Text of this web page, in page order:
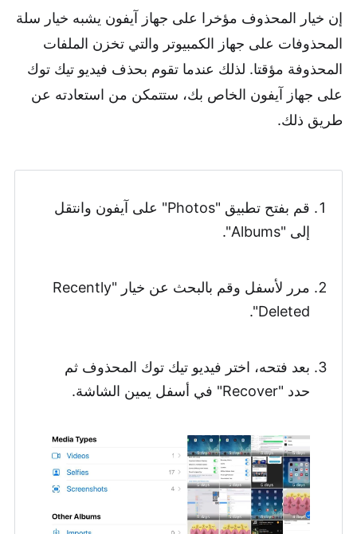
إن خيار المحذوف مؤخرا على جهاز آيفون يشبه خيار سلة
المحذوفات على جهاز الكمبيوتر والتي تخزن الملفات
المحذوفة مؤقتا. لذلك عندما تقوم بحذف فيديو تيك توك
على جهاز آيفون الخاص بك، ستتمكن من استعادته عن
طريق ذلك.
قم بفتح تطبيق "Photos" على آيفون وانتقل
إلى "Albums".
مرر لأسفل وقم بالبحث عن خيار "Recently
Deleted".
بعد فتحه، اختر فيديو تيك توك المحذوف ثم
حدد "Recover" في أسفل يمين الشاشة.